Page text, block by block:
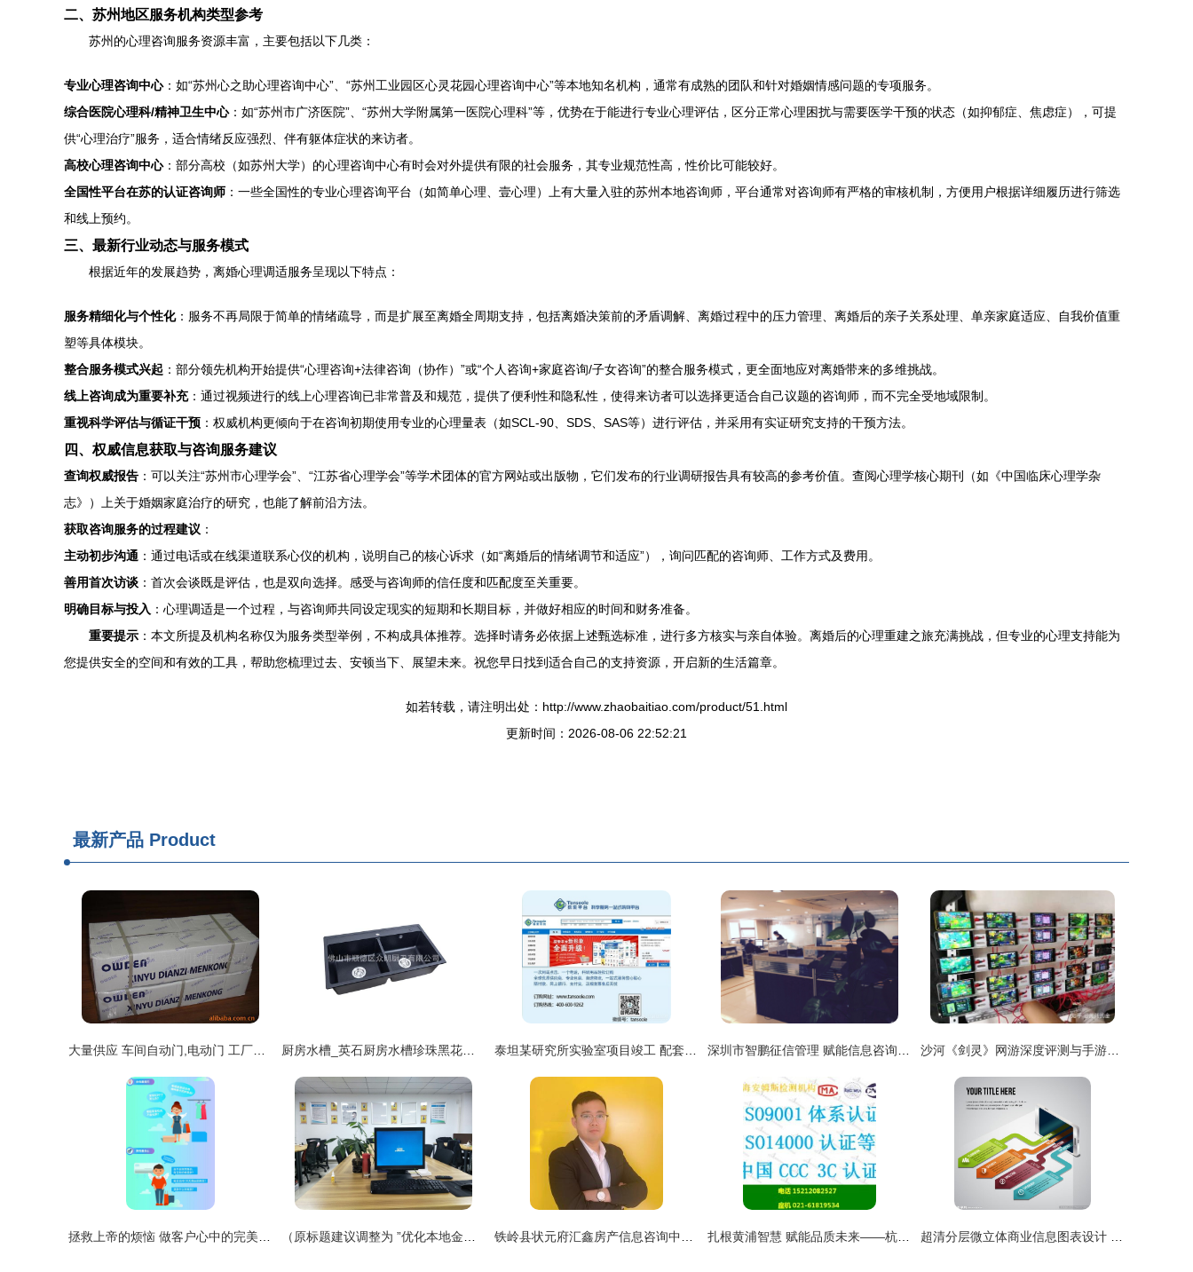
二、苏州地区服务机构类型参考
苏州的心理咨询服务资源丰富，主要包括以下几类：
专业心理咨询中心：如“苏州心之助心理咨询中心”、“苏州工业园区心灵花园心理咨询中心”等本地知名机构，通常有成熟的团队和针对婚姻情感问题的专项服务。
综合医院心理科/精神卫生中心：如“苏州市广济医院”、“苏州大学附属第一医院心理科”等，优势在于能进行专业心理评估，区分正常心理困扰与需要医学干预的状态（如抑郁症、焦虑症），可提
供“心理治疗”服务，适合情绪反应强烈、伴有躯体症状的来访者。
高校心理咨询中心：部分高校（如苏州大学）的心理咨询中心有时会对外提供有限的社会服务，其专业规范性高，性价比可能较好。
全国性平台在苏的认证咨询师 ：一些全国性的专业心理咨询平台（如简单心理、壹心理）上有大量入驻的苏州本地咨询师，平台通常对咨询师有严格的审核机制，方便用户根据详细履历进行筛选
和线上预约。
三、最新行业动态与服务模式
根据近年的发展趋势，离婚心理调适服务呈现以下特点：
服务精细化与个性化：服务不再局限于简单的情绪疏导，而是扩展至离婚全周期支持，包括离婚决策前的矛盾调解、离婚过程中的压力管理、离婚后的亲子关系处理、单亲家庭适应、自我价值重
塑等具体模块。
整合服务模式兴起 ：部分领先机构开始提供“心理咨询+法律咨询（协作）”或“个人咨询+家庭咨询/子女咨询”的整合服务模式，更全面地应对离婚带来的多维挑战。
线上咨询成为重要补充：通过视频进行的线上心理咨询已非常普及和规范，提供了便利性和隐私性，使得来访者可以选择更适合自己议题的咨询师，而不完全受地域限制。
重视科学评估与循证干预 ：权威机构更倾向于在咨询初期使用专业的心理量表（如SCL-90、SDS、SAS等）进行评估，并采用有实证研究支持的干预方法。
四、权威信息获取与咨询服务建议
查询权威报告 ：可以关注“苏州市心理学会”、“江苏省心理学会”等学术团体的官方网站或出版物，它们发布的行业调研报告具有较高的参考价值。查阅心理学核心期刊（如《中国临床心理学杂
志》）上关于婚姻家庭治疗的研究，也能了解前沿方法。
获取咨询服务的过程建议 ：
主动初步沟通 ：通过电话或在线渠道联系心仪的机构，说明自己的核心诉求（如“离婚后的情绪调节和适应”），询问匹配的咨询师、工作方式及费用。
善用首次访谈 ：首次会谈既是评估，也是双向选择。感受与咨询师的信任度和匹配度至关重要。
明确目标与投入 ：心理调适是一个过程，与咨询师共同设定现实的短期和长期目标，并做好相应的时间和财务准备。
重要提示 ：本文所提及机构名称仅为服务类型举例，不构成具体推荐。选择时请务必依据上述甄选标准，进行多方核实与亲自体验。离婚后的心理重建之旅充满挑战，但专业的心理支持能为
您提供安全的空间和有效的工具，帮助您梳理过去、安顿当下、展望未来。祝您早日找到适合自己的支持资源，开启新的生活篇章。
如若转载，请注明出处：http://www.zhaobaitiao.com/product/51.html
更新时间：2026-08-06 22:52:21
最新产品 Product